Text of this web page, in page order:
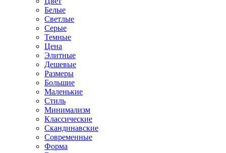
Белые
Светлые
Серые
Темные
Цена
Элитные
Дешевые
Размеры
Большие
Маленькие
Стиль
Минимализм
Классические
Скандинавские
Современные
Форма